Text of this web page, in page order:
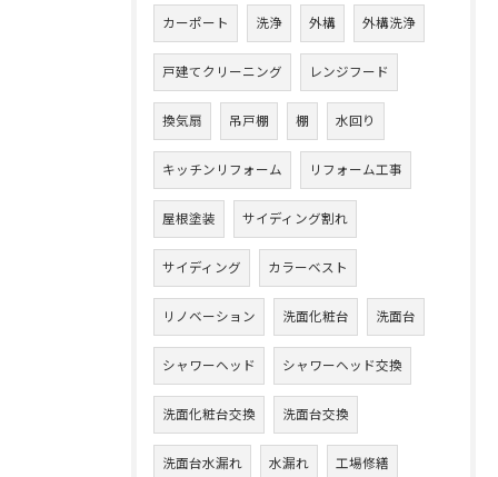
カーポート 洗浄 外構 外構洗浄
戸建てクリーニング レンジフード
換気扇 吊戸棚 棚 水回り
キッチンリフォーム リフォーム工事
屋根塗装 サイディング割れ
サイディング カラーベスト
リノベーション 洗面化粧台 洗面台
シャワーヘッド シャワーヘッド交換
洗面化粧台交換 洗面台交換
洗面台水漏れ 水漏れ 工場修繕